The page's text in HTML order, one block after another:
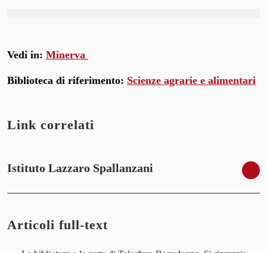
Vedi in: Minerva
Biblioteca di riferimento: Scienze agrarie e alimentari
Link correlati
Istituto Lazzaro Spallanzani
Articoli full-text